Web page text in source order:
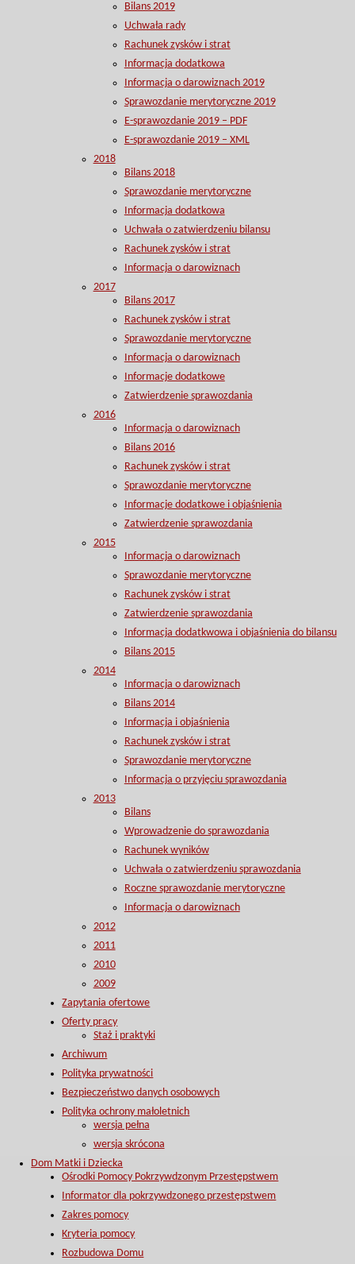
Bilans 2019
Uchwała rady
Rachunek zysków i strat
Informacja dodatkowa
Informacja o darowiznach 2019
Sprawozdanie merytoryczne 2019
E-sprawozdanie 2019 – PDF
E-sprawozdanie 2019 – XML
2018
Bilans 2018
Sprawozdanie merytoryczne
Informacja dodatkowa
Uchwała o zatwierdzeniu bilansu
Rachunek zysków i strat
Informacja o darowiznach
2017
Bilans 2017
Rachunek zysków i strat
Sprawozdanie merytoryczne
Informacja o darowiznach
Informacje dodatkowe
Zatwierdzenie sprawozdania
2016
Informacja o darowiznach
Bilans 2016
Rachunek zysków i strat
Sprawozdanie merytoryczne
Informacje dodatkowe i objaśnienia
Zatwierdzenie sprawozdania
2015
Informacja o darowiznach
Sprawozdanie merytoryczne
Rachunek zysków i strat
Zatwierdzenie sprawozdania
Informacja dodatkwowa i objaśnienia do bilansu
Bilans 2015
2014
Informacja o darowiznach
Bilans 2014
Informacja i objaśnienia
Rachunek zysków i strat
Sprawozdanie merytoryczne
Informacja o przyjęciu sprawozdania
2013
Bilans
Wprowadzenie do sprawozdania
Rachunek wyników
Uchwała o zatwierdzeniu sprawozdania
Roczne sprawozdanie merytoryczne
Informacja o darowiznach
2012
2011
2010
2009
Zapytania ofertowe
Oferty pracy
Staż i praktyki
Archiwum
Polityka prywatności
Bezpieczeństwo danych osobowych
Polityka ochrony małoletnich
wersja pełna
wersja skrócona
Dom Matki i Dziecka
Ośrodki Pomocy Pokrzywdzonym Przestępstwem
Informator dla pokrzywdzonego przestępstwem
Zakres pomocy
Kryteria pomocy
Rozbudowa Domu